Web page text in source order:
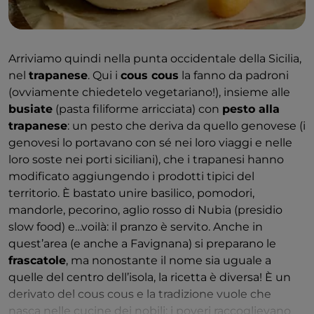
di Ispicae, soprattutto, ilcosacavaddu
(caciocavallo)
ragusano. Per finire, c’è sempre spazio per sua
Risaliamo ora verso il centro dell’isola. Dopo una
breve sosta per assaggiare le preparazioni a base di
cipolla di Giarratana
, è d’obbligo uno spuntino
nell’ennese con
piacentino ennese
(formaggio di
pecora con aggiunta di zafferano e pepe nero, che lo
rendono caratteristicamente giallo e piccantino) e
pane del Dittaino
(un pane DOP ottenuto da
semole di grani duri antichi). In quest’area centrale,
tra Enna e Caltanissetta, tipica è poi la
frascatula
una sorta di
polenta tutta nostrana
: una
preparazione a base di verdure (soprattutto erbe
spontanee: cicoria, borragine, bietole, asparagu,
finocchietto, amarelli, senape) e farina. Da provare
ovviamente, come si suol fare con tutte le polente
Arriviamo quindi nella punta occidentale della Sicilia,
nel trapanese. Qui i cous cous la fanno da padroni
(ovviamente chiedetelo vegetariano!), insieme alle
busiate (pasta filiforme arricciata) con pesto alla
trapanese: un pesto che deriva da quello genovese (i
genovesi lo portavano con sé nei loro viaggi e nelle
loro soste nei porti siciliani), che i trapanesi hanno
modificato aggiungendo i prodotti tipici del
territorio. È bastato unire basilico, pomodori,
mandorle, pecorino, aglio rosso di Nubia (presidio
slow food) e…voilà: il pranzo è servito. Anche in
quest’area (e anche a Favignana) si preparano le
frascatole, ma nonostante il nome sia uguale a
quelle del centro dell’isola, la ricetta è diversa! È un
derivato del cous cous e la tradizione vuole che
nasca nelle cucine dei nobili: i poveri raccoglievano